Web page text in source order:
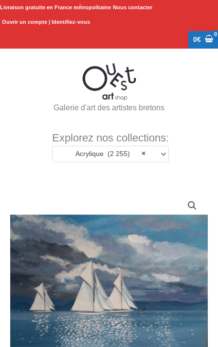
Aller
Livraison gratuite en France métropolitaine Nous contacter
Ouvrir un compte | Identifiez-vous
0€
Galerie d'art des artistes bretons
Explorez nos collections:
×
Acrylique (2 255)
"Régates
royales
Cannes"